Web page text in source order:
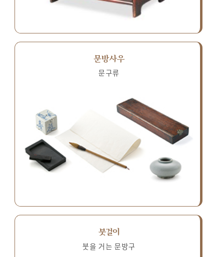
문방사우
문구류
붓걸이
붓을 거는 문방구